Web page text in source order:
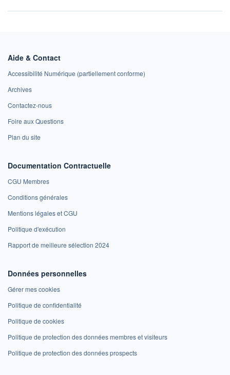
Aide & Contact
Accessibilité Numérique (partiellement conforme)
Archives
Contactez-nous
Foire aux Questions
Plan du site
Documentation Contractuelle
CGU Membres
Conditions générales
Mentions légales et CGU
Politique d'exécution
Rapport de meilleure sélection 2024
Données personnelles
Gérer mes cookies
Politique de confidentialité
Politique de cookies
Politique de protection des données membres et visiteurs
Politique de protection des données prospects